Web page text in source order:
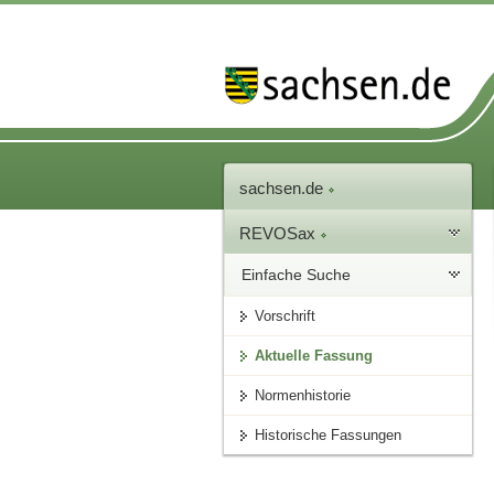
sachsen.de
REVOSax
Einfache Suche
Vorschrift
Aktuelle Fassung
Normenhistorie
Historische Fassungen